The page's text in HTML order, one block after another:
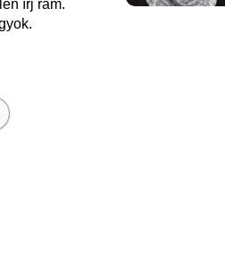
írj rám.